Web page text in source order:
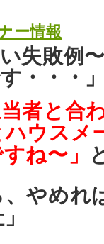
ー情報
失敗例
・・・
当者と合
ウスメ
ね〜」
やめれ
」